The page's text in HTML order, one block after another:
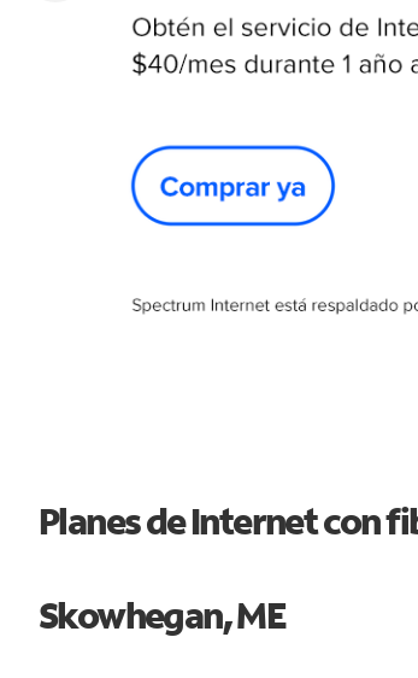
Planes de Internet con
Skowhegan, ME